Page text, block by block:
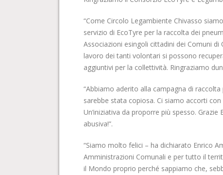
“Come Circolo Legambiente Chivasso
servizio di EcoTyre per la raccolta dei
Associazioni esingoli cittadini dei Comuni
lavoro dei tanti volontari si possono
aggiuntivi per la collettività. Ringraziamo
“Abbiamo aderito alla campagna di
sarebbe stata copiosa. Ci siamo accorti
Un’iniziativa da proporre più spesso.
abusiva!”.
“Siamo molto felici – ha dichiarato Enrico
Amministrazioni Comunali e per tutto il
il Mondo proprio perché sappiamo che,